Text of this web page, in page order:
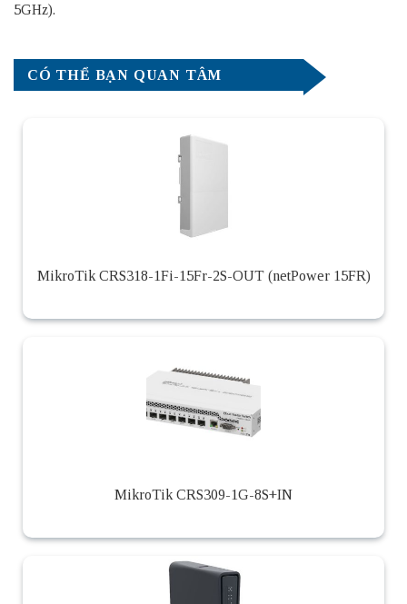
5GHz).
CÓ THỂ BẠN QUAN TÂM
MikroTik CRS318-1Fi-15Fr-2S-OUT (netPower 15FR)
MikroTik CRS309-1G-8S+IN